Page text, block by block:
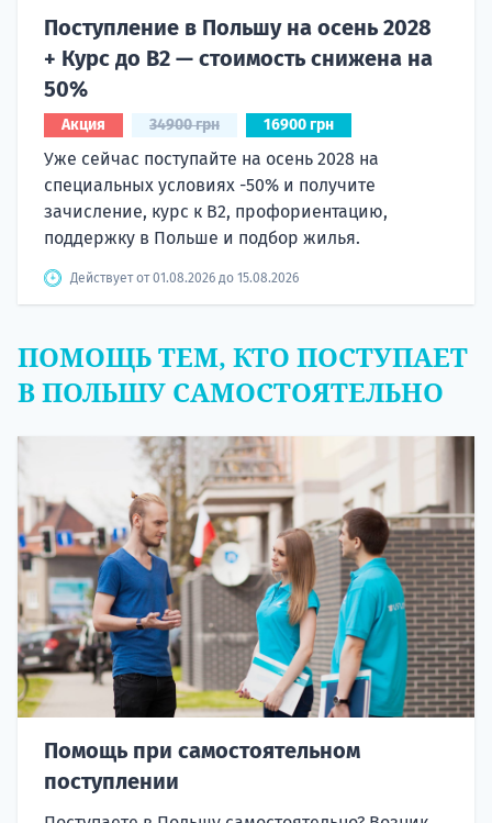
Поступление в Польшу на осень 2028
+ Курс до B2 — стоимость снижена на
50%
Акция 34900 грн 16900 грн
Уже сейчас поступайте на осень 2028 на
специальных условиях -50% и получите
зачисление, курс к B2, профориентацию,
поддержку в Польше и подбор жилья.
Действует от 01.08.2026 до 15.08.2026
ПОМОЩЬ ТЕМ, КТО ПОСТУПАЕТ
В ПОЛЬШУ САМОСТОЯТЕЛЬНО
Помощь при самостоятельном
поступлении